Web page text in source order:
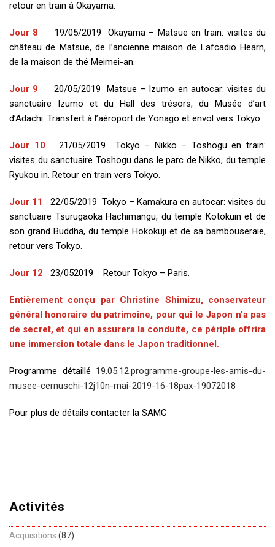
retour en train à Okayama.
Jour 8 19/05/2019 Okayama – Matsue en train: visites du
château de Matsue, de l’ancienne maison de Lafcadio Hearn,
de la maison de thé Meimei-an.
Jour 9 20/05/2019 Matsue – Izumo en autocar: visites du
sanctuaire Izumo et du Hall des trésors, du Musée d’art
d’Adachi. Transfert à l’aéroport de Yonago et envol vers Tokyo.
Jour 1021/05/2019 Tokyo – Nikko – Toshogu en train:
visites du sanctuaire Toshogu dans le parc de Nikko, du temple
Ryukou in. Retour en train vers Tokyo.
Jour 11 22/05/2019 Tokyo – Kamakura en autocar: visites du
sanctuaire Tsurugaoka Hachimangu, du temple Kotokuin et de
son grand Buddha, du temple Hokokuji et de sa bambouseraie,
retour vers Tokyo.
Jour 12 23/052019 Retour Tokyo – Paris.
Entièrement conçu par Christine Shimizu, conservateur
général honoraire du patrimoine, pour qui le Japon n’a pas
de secret, et qui en assurera la conduite, ce périple offrira
une immersion totale dans le Japon traditionnel.
Programme détaillé 19.05.12.programme-groupe-les-amis-du-
musee-cernuschi-12j10n-mai-2019-16-18pax-19072018
Pour plus de détails contacter la SAMC
Activités
Acquisitions (87)